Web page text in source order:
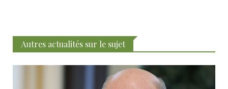
Autres actualités sur le sujet